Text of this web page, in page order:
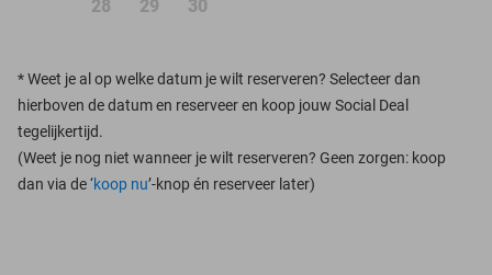
28 29 30
*Weet je al op welke datum je wilt reserveren? Selecteer dan
hierboven de datum en reserveer en koop jouw Social Deal
tegelijkertijd.
(Weet je nog niet wanneer je wilt reserveren? Geen zorgen: koop
dan via de ‘koop nu’-knop én reserveer later)